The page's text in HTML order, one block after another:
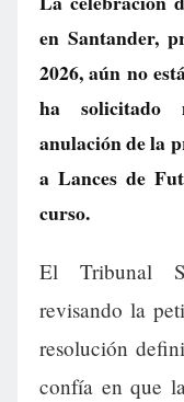
en Santander,
2026, aún no
ha solicitado
anulación de la
a Lances de
curso.
El Tribunal
revisando la
resolución
confía en que